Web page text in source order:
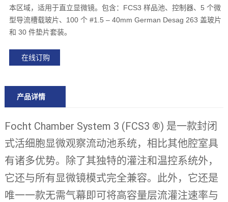
本区域，适用于直立显微镜。包含：FCS3 样品池、控制器、5 个微
型导流槽载玻片、100 个 #1.5 – 40mm German Desag 263 盖玻片
和 30 件垫片套装。
在线订购
产品详情
Focht Chamber System 3 (FCS3 ®) 是一款封闭
式活细胞显微观察流动池系统，相比其他腔室具
有诸多优势。除了其独特的灌注和温控系统外，
它还与所有显微镜模式完全兼容。此外，它还是
唯一一款无需气幕即可将高容量层流灌注速率与